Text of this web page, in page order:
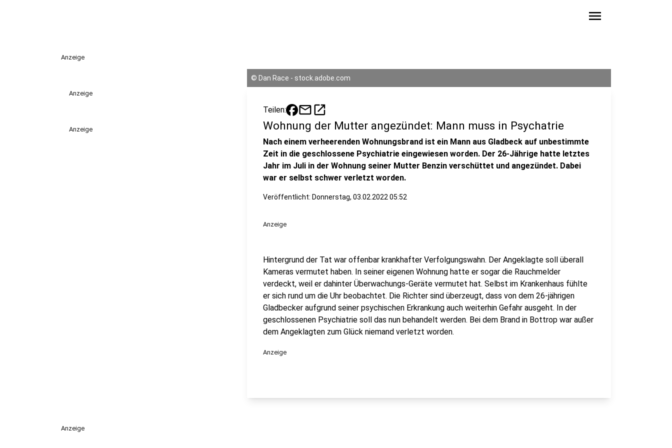
menu
Anzeige
Anzeige
Anzeige
© Dan Race - stock.adobe.com
Teilen: mailopen_in_new
Wohnung der Mutter angezündet: Mann muss in Psychatrie
Nach einem verheerenden Wohnungsbrand ist ein Mann aus Gladbeck auf unbestimmte
Zeit in die geschlossene Psychiatrie eingewiesen worden. Der 26-Jährige hatte letztes
Jahr im Juli in der Wohnung seiner Mutter Benzin verschüttet und angezündet. Dabei
war er selbst schwer verletzt worden.
Veröffentlicht: Donnerstag, 03.02.2022 05:52
Anzeige
Hintergrund der Tat war offenbar krankhafter Verfolgungswahn. Der Angeklagte soll überall
Kameras vermutet haben. In seiner eigenen Wohnung hatte er sogar die Rauchmelder
verdeckt, weil er dahinter Überwachungs-Geräte vermutet hat. Selbst im Krankenhaus fühlte
er sich rund um die Uhr beobachtet. Die Richter sind überzeugt, dass von dem 26-jährigen
Gladbecker aufgrund seiner psychischen Erkrankung auch weiterhin Gefahr ausgeht. In der
geschlossenen Psychiatrie soll das nun behandelt werden. Bei dem Brand in Bottrop war außer
dem Angeklagten zum Glück niemand verletzt worden.
Anzeige
Anzeige